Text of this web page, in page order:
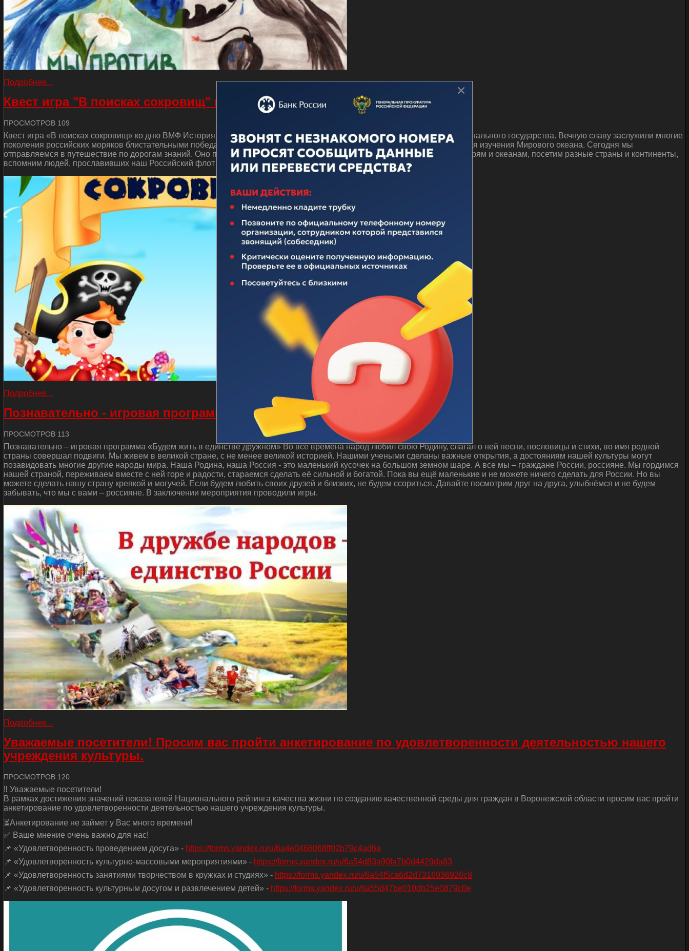
Подробнее...
Квест игра "В поисках сокровищ" ко дню ВМФ
ПРОСМОТРОВ 109
Квест игра «В поисках сокровищ» ко дню ВМФ История отечественного флота неотделима от истории нашего многонационального государства. Вечную славу заслужили многие
поколения российских моряков блистательными победами над иноземными захватчиками, героическими подвигами во имя изучения Мирового океана. Сегодня мы
отправляемся в путешествие по дорогам знаний. Оно посвящается истории Российского Флота. Поэтому поплывем по морям и океанам, посетим разные страны и континенты,
вспомним людей, прославивших наш Российский флот и сделавших очень много для его становления и развития.
Подробнее...
Познавательно - игровая программа "Будем жить в единстве дружном"
ПРОСМОТРОВ 113
Познавательно – игровая программа «Будем жить в единстве дружном» Во все времена народ любил свою Родину, слагал о ней песни, пословицы и стихи, во имя родной
страны совершал подвиги. Мы живем в великой стране, с не менее великой историей. Нашими учеными сделаны важные открытия, а достояниям нашей культуры могут
позавидовать многие другие народы мира. Наша Родина, наша Россия - это маленький кусочек на большом земном шаре. А все мы – граждане России, россияне. Мы гордимся
нашей страной, переживаем вместе с ней горе и радости, стараемся сделать её сильной и богатой. Пока вы ещё маленькие и не можете ничего сделать для России. Но вы
можете сделать нашу страну крепкой и могучей. Если будем любить своих друзей и близких, не будем ссориться. Давайте посмотрим друг на друга, улыбнёмся и не будем
забывать, что мы с вами – россияне. В заключении мероприятия проводили игры.
Подробнее...
Уважаемые посетители! Просим вас пройти анкетирование по удовлетворенности деятельностью нашего
учреждения культуры.
ПРОСМОТРОВ 120
‼ Уважаемые посетители!
В рамках достижения значений показателей Национального рейтинга качества жизни по созданию качественной среды для граждан в Воронежской области просим вас пройти
анкетирование по удовлетворенности деятельностью нашего учреждения культуры.
⏳Анкетирование не займет у Вас много времени!
✅ Ваше мнение очень важно для нас!
📌 «Удовлетворенность проведением досуга» - https://forms.yandex.ru/u/6a4e0466068ff02b79c4ad6a
📌 «Удовлетворенность культурно-массовыми мероприятиями» - https://forms.yandex.ru/u/6a54d83a90fa7b0d4429da83
📌 «Удовлетворенность занятиями творчеством в кружках и студиях» - https://forms.yandex.ru/u/6a54f5ca6d2d7316936926c8
📌 «Удовлетворенность культурным досугом и развлечением детей» - https://forms.yandex.ru/u/6a55d47be010db25e0879c0e
×